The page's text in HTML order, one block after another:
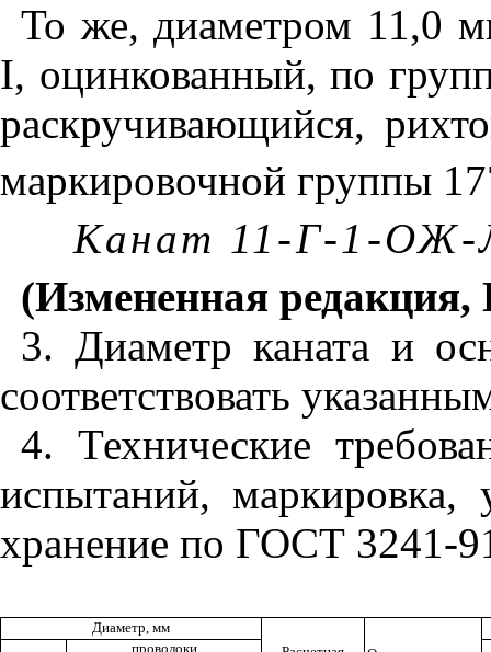
То же, диаметром 11,0
I, оцинкованный, по
раскручивающийся,
маркировочной группы
Канат 11-Г-1-ОЖ-
(Измененная
3. Диаметр каната и
соответствовать
4. Технические
испытаний, маркировка,
хранение по ГОСТ 3241-
Диаметр, мм
проволоки